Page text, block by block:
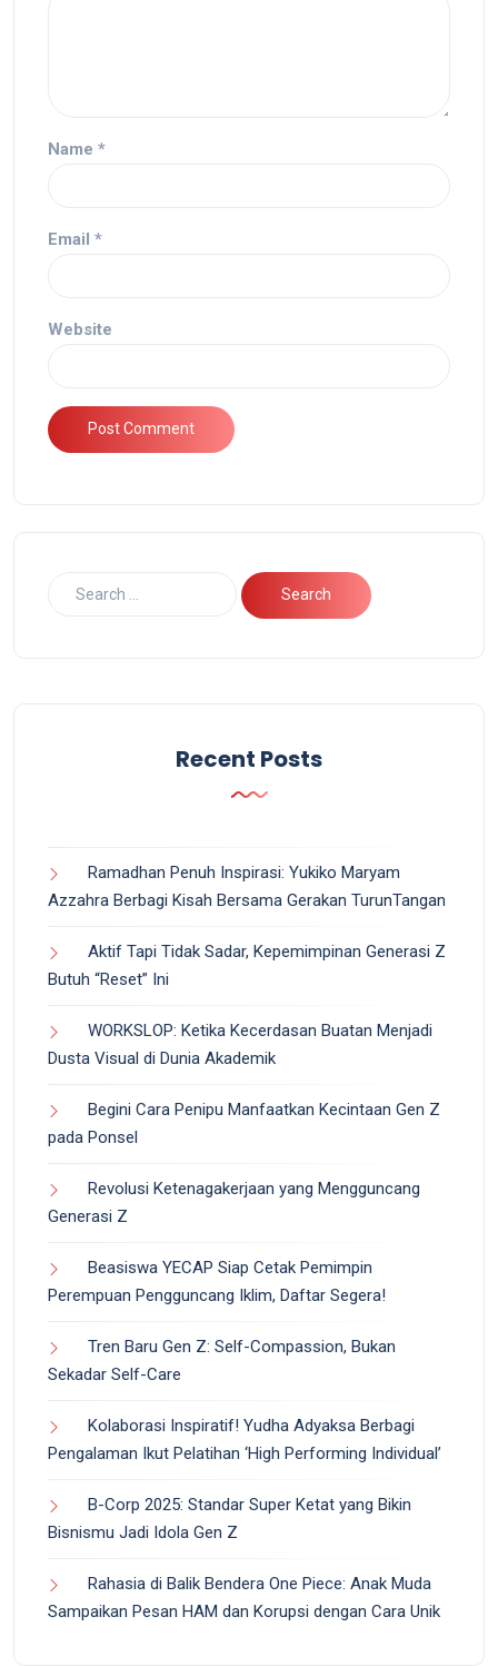
Name *
Email *
Website
Recent Posts
Ramadhan Penuh Inspirasi: Yukiko Maryam
Azzahra Berbagi Kisah Bersama Gerakan TurunTangan
Aktif Tapi Tidak Sadar, Kepemimpinan Generasi Z
Butuh “Reset” Ini
WORKSLOP: Ketika Kecerdasan Buatan Menjadi
Dusta Visual di Dunia Akademik
Begini Cara Penipu Manfaatkan Kecintaan Gen Z
pada Ponsel
Revolusi Ketenagakerjaan yang Mengguncang
Generasi Z
Beasiswa YECAP Siap Cetak Pemimpin
Perempuan Pengguncang Iklim, Daftar Segera!
Tren Baru Gen Z: Self-Compassion, Bukan
Sekadar Self-Care
Kolaborasi Inspiratif! Yudha Adyaksa Berbagi
Pengalaman Ikut Pelatihan ‘High Performing Individual’
B-Corp 2025: Standar Super Ketat yang Bikin
Bisnismu Jadi Idola Gen Z
Rahasia di Balik Bendera One Piece: Anak Muda
Sampaikan Pesan HAM dan Korupsi dengan Cara Unik